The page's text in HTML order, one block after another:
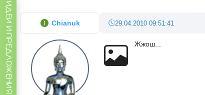
29.04.2010 09:51:41
Жжош...
Chianuk
ИДЕИ И ПРЕДЛОЖЕНИЯ